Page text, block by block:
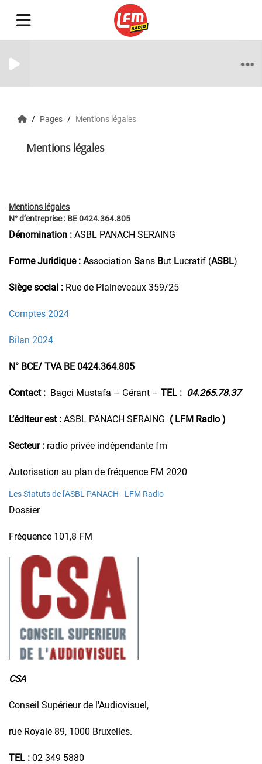
Pages Mentions légales
Mentions légales
Mentions légales
N° d’entreprise : BE 0424.364.805
Dénomination : ASBL PANACH SERAING
Forme Juridique : Association Sans But Lucratif (ASBL)
Siège social : Rue de Plaineveaux 359/25
Comptes 2024
Bilan 2024
N° BCE/ TVA BE 0424.364.805
Contact : Bagci Mustafa – Gérant – TEL : 04.265.78.37
L’éditeur est : ASBL PANACH SERAING ( LFM Radio )
Secteur : radio privée indépendante fm
Autorisation au plan de fréquence FM 2020
Les Statuts de l'ASBL PANACH - LFM Radio
Dossier
Fréquence 101,8 FM
CSA
Conseil Supérieur de l'Audiovisuel,
rue Royale 89, 1000 Bruxelles.
TEL : 02 349 5880